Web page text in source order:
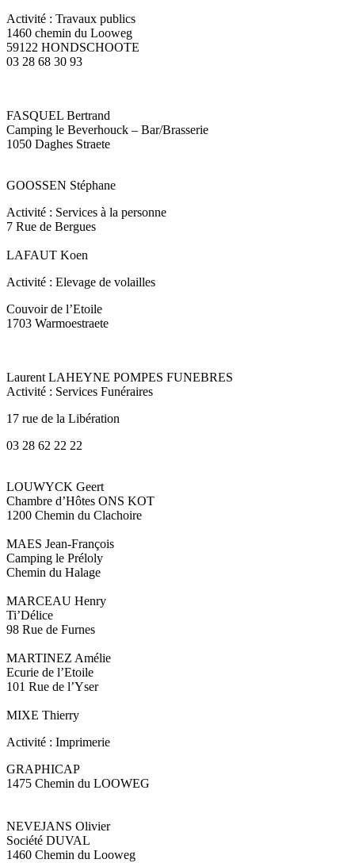
Activité : Travaux publics
1460 chemin du Looweg
59122 HONDSCHOOTE
03 28 68 30 93
FASQUEL Bertrand
Camping le Beverhouck – Bar/Brasserie
1050 Daghes Straete
GOOSSEN Stéphane
Activité : Services à la personne
7 Rue de Bergues
LAFAUT Koen
Activité : Elevage de volailles
Couvoir de l’Etoile
1703 Warmoestraete
Laurent LAHEYNE POMPES FUNEBRES
Activité : Services Funéraires
17 rue de la Libération
03 28 62 22 22
LOUWYCK Geert
Chambre d’Hôtes ONS KOT
1200 Chemin du Clachoire
MAES Jean-François
Camping le Préloly
Chemin du Halage
MARCEAU Henry
Ti’Délice
98 Rue de Furnes
MARTINEZ Amélie
Ecurie de l’Etoile
101 Rue de l’Yser
MIXE Thierry
Activité : Imprimerie
GRAPHICAP
1475 Chemin du LOOWEG
NEVEJANS Olivier
Société DUVAL
1460 Chemin du Looweg